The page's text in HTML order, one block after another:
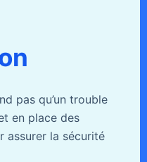
pas qu’un trouble
en place des
assurer la sécurité